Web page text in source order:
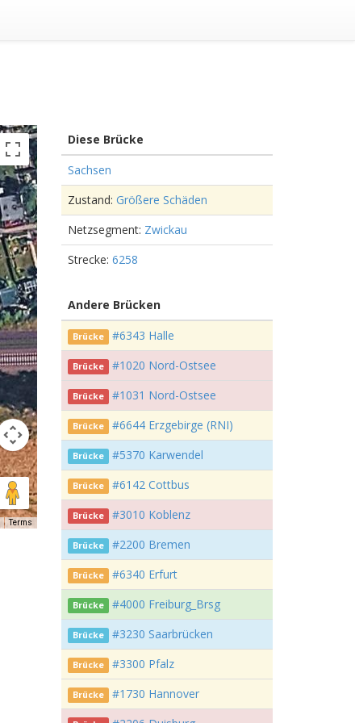
Terms
Diese Brücke
Sachsen
Zustand: Größere Schäden
Netzsegment: Zwickau
Strecke: 6258
Andere Brücken
Brücke #6343 Halle
Brücke #1020 Nord-Ostsee
Brücke #1031 Nord-Ostsee
Brücke #6644 Erzgebirge (RNI)
Brücke #5370 Karwendel
Brücke #6142 Cottbus
Brücke #3010 Koblenz
Brücke #2200 Bremen
Brücke #6340 Erfurt
Brücke #4000 Freiburg_Brsg
Brücke #3230 Saarbrücken
Brücke #3300 Pfalz
Brücke #1730 Hannover